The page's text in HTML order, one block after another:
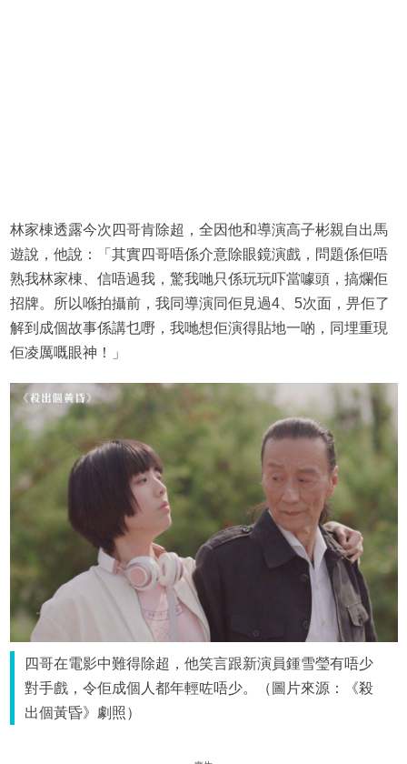
林家棟透露今次四哥肯除超，全因他和導演高子彬親自出馬
遊說，他說：「其實四哥唔係介意除眼鏡演戲，問題係佢唔
熟我林家棟、信唔過我，驚我哋只係玩玩吓當噱頭，搞爛佢
招牌。所以喺拍攝前，我同導演同佢見過4、5次面，畀佢了
解到成個故事係講乜嘢，我哋想佢演得貼地一啲，同埋重現
佢凌厲嘅眼神！」
四哥在電影中難得除超，他笑言跟新演員鍾雪瑩有唔少
對手戲，令佢成個人都年輕咗唔少。（圖片來源：《殺
出個黃昏》劇照）